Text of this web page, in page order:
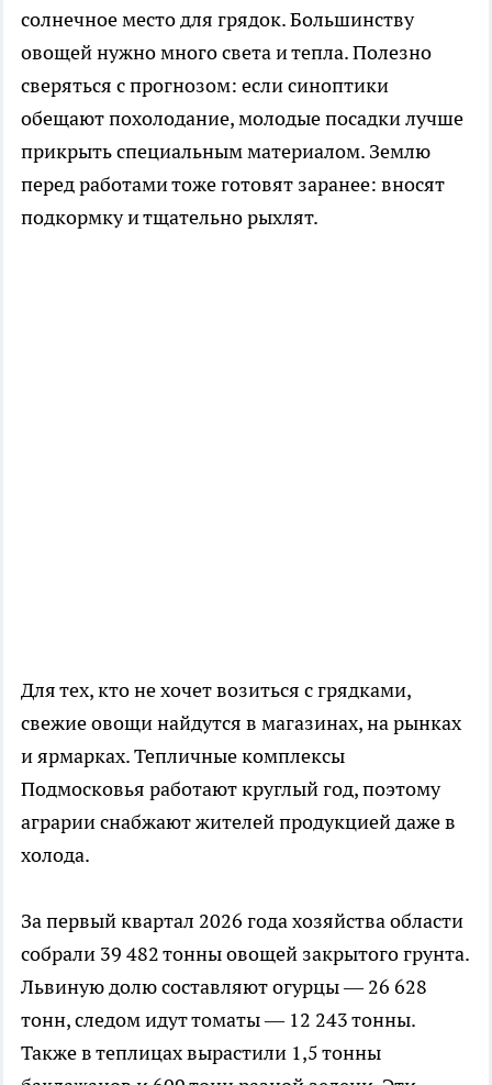
солнечное место для грядок. Большинству
овощей нужно много света и тепла. Полезно
сверяться с прогнозом: если синоптики
обещают похолодание, молодые посадки лучше
прикрыть специальным материалом. Землю
перед работами тоже готовят заранее: вносят
подкормку и тщательно рыхлят.
Для тех, кто не хочет возиться с грядками,
свежие овощи найдутся в магазинах, на рынках
и ярмарках. Тепличные комплексы
Подмосковья работают круглый год, поэтому
аграрии снабжают жителей продукцией даже в
холода.
За первый квартал 2026 года хозяйства области
собрали 39 482 тонны овощей закрытого грунта.
Львиную долю составляют огурцы — 26 628
тонн, следом идут томаты — 12 243 тонны.
Также в теплицах вырастили 1,5 тонны